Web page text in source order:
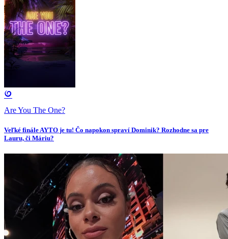
Are You The One?
Veľké finále AYTO je tu! Čo napokon spraví Dominik? Rozhodne sa pre
Lauru, či Máriu?